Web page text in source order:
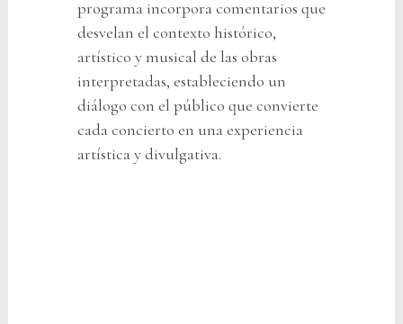
programa incorpora comentarios que
desvelan el contexto histórico,
artístico y musical de las obras
interpretadas, estableciendo un
diálogo con el público que convierte
cada concierto en una experiencia
artística y divulgativa.